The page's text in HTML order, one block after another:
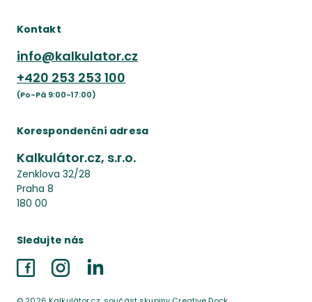
Kontakt
info@kalkulator.cz
+420 253 253 100
(Po-Pá 9:00-17:00)
Korespondenční adresa
Kalkulátor.cz, s.r.o.
Zenklova 32/28
Praha 8
180 00
Sledujte nás
FacebookInstagramLinkedIn